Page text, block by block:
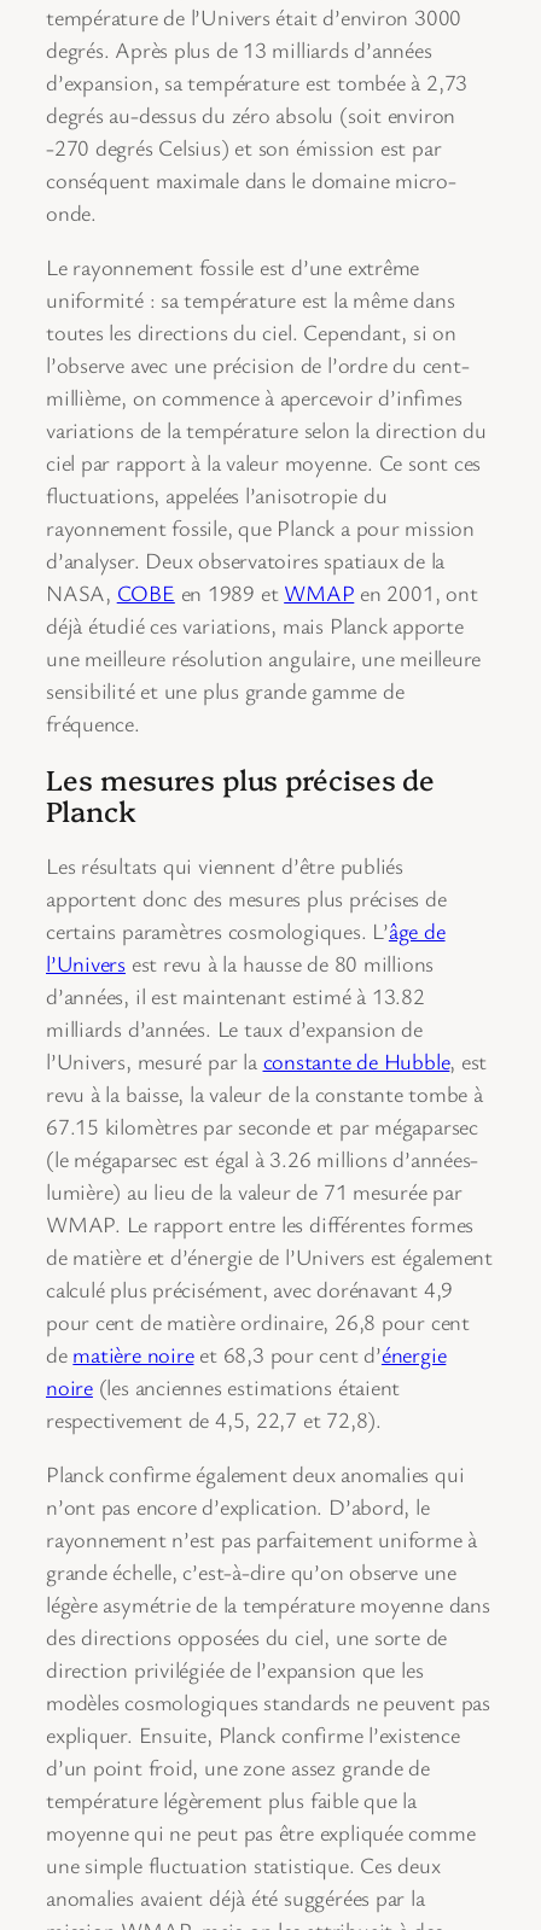
température de l’Univers était d’environ 3000
degrés. Après plus de 13 milliards d’années
d’expansion, sa température est tombée à 2,73
degrés au-dessus du zéro absolu (soit environ
-270 degrés Celsius) et son émission est par
conséquent maximale dans le domaine micro-
onde.
Le rayonnement fossile est d’une extrême
uniformité : sa température est la même dans
toutes les directions du ciel. Cependant, si on
l’observe avec une précision de l’ordre du cent-
millième, on commence à apercevoir d’infimes
variations de la température selon la direction du
ciel par rapport à la valeur moyenne. Ce sont ces
fluctuations, appelées l’anisotropie du
rayonnement fossile, que Planck a pour mission
d’analyser. Deux observatoires spatiaux de la
NASA, COBE en 1989 et WMAP en 2001, ont
déjà étudié ces variations, mais Planck apporte
une meilleure résolution angulaire, une meilleure
sensibilité et une plus grande gamme de
fréquence.
Les mesures plus précises de
Planck
Les résultats qui viennent d’être publiés
apportent donc des mesures plus précises de
certains paramètres cosmologiques. L’âge de
l’Univers est revu à la hausse de 80 millions
d’années, il est maintenant estimé à 13.82
milliards d’années. Le taux d’expansion de
l’Univers, mesuré par la constante de Hubble, est
revu à la baisse, la valeur de la constante tombe à
67.15 kilomètres par seconde et par mégaparsec
(le mégaparsec est égal à 3.26 millions d’années-
lumière) au lieu de la valeur de 71 mesurée par
WMAP. Le rapport entre les différentes formes
de matière et d’énergie de l’Univers est également
calculé plus précisément, avec dorénavant 4,9
pour cent de matière ordinaire, 26,8 pour cent
de matière noireet 68,3 pour cent d’énergie
noire(les anciennes estimations étaient
respectivement de 4,5, 22,7 et 72,8).
Planck confirme également deux anomalies qui
n’ont pas encore d’explication. D’abord, le
rayonnement n’est pas parfaitement uniforme à
grande échelle, c’est-à-dire qu’on observe une
légère asymétrie de la température moyenne dans
des directions opposées du ciel, une sorte de
direction privilégiée de l’expansion que les
modèles cosmologiques standards ne peuvent pas
expliquer. Ensuite, Planck confirme l’existence
d’un point froid, une zone assez grande de
température légèrement plus faible que la
moyenne qui ne peut pas être expliquée comme
une simple fluctuation statistique. Ces deux
anomalies avaient déjà été suggérées par la